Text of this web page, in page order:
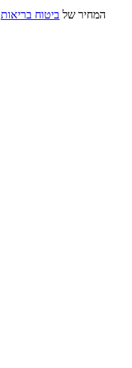
המחיר של ביטוח בריאות